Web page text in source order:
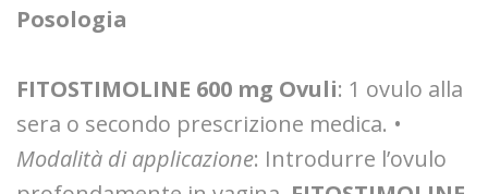
Posologia
FITOSTIMOLINE 600 mg Ovuli: 1 ovulo alla
sera o secondo prescrizione medica. •
Modalità di applicazione: Introdurre l’ovulo